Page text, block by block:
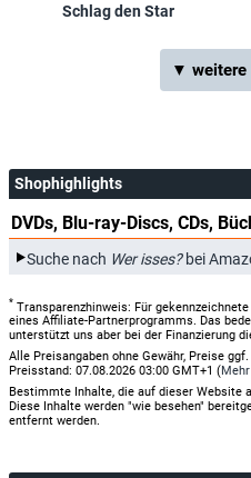
Schlag den Star
▼ weitere
Shophighlights
DVDs, Blu-ray-Discs, CDs,
Suche nach Wer isses?bei
* Transparenzhinweis: Für
eines Affiliate-Partnerprogramms. Das
unterstützt uns aber bei der Finanzierung
Alle Preisangaben ohne Gewähr, Preise
Preisstand: 07.08.2026 03:00 GMT+1 (
Bestimmte Inhalte, die auf dieser Website
Diese Inhalte werden "wie besehen"
entfernt werden.